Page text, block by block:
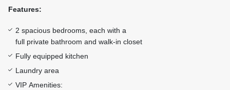
Features:
2 spacious bedrooms, each with a
full private bathroom and walk-in closet
Fully equipped kitchen
Laundry area
VIP Amenities: